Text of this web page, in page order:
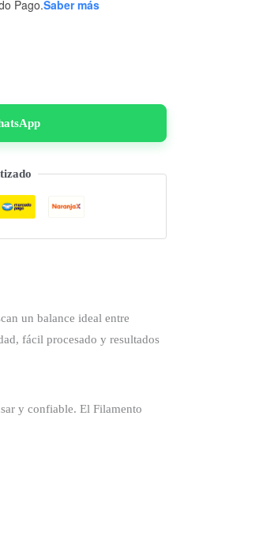
Pago.Saber más
un balance ideal entre
fácil procesado y resultados
y confiable. El Filamento